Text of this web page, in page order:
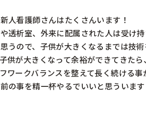
人看護師さんはたくさんいます！
透析室、外来に配属された人は受け
うので、子供が大きくなるまでは技
供が大きくなって余裕ができてきた
ワークバランスを整えて長く続ける
の事を精一杯やるでいいと思ういます